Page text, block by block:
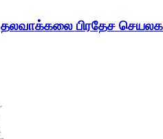
பிரதேச செயலக